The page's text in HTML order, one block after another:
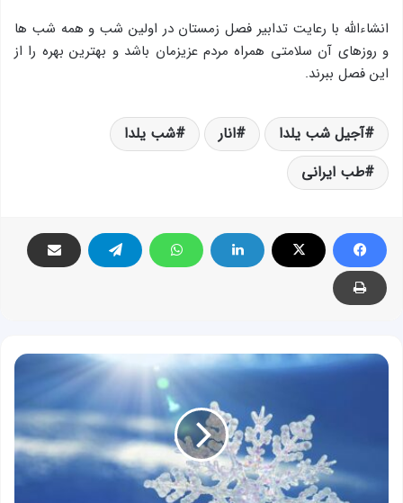
انشاءالله با رعایت تدابیر فصل زمستان در اولین شب و همه شب ها
و روزهای آن سلامتی همراه مردم عزیزمان باشد و بهترین بهره را از
این فصل ببرند.
آجیل شب یلدا انار
شب یلدا
طب ایرانی
خلط
درمان